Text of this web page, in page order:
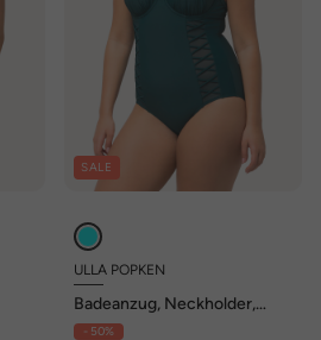
SALE
ULLA POPKEN
Badeanzug, Neckholder,
Softcups, Bügel, recycelt
- 50%